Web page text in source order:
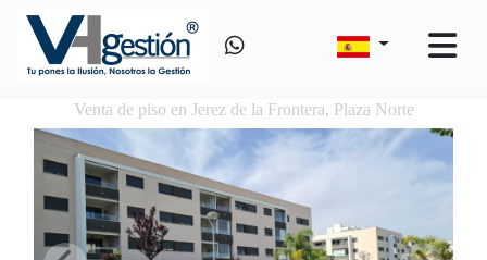
Venta de piso en Jerez de la Frontera, Plaza Norte